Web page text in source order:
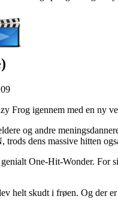
Frog igennem med en ny
og andre
dens massive hitten
One-Hit-Wonder. For
helt skudt i frøen. Og der